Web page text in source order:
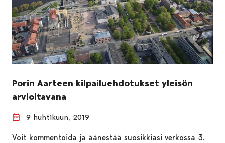
Porin Aarteen kilpailuehdotukset yleisön
arvioitavana
9 huhtikuun, 2019
Voit kommentoida ja äänestää suosikkiasi verkossa 3.